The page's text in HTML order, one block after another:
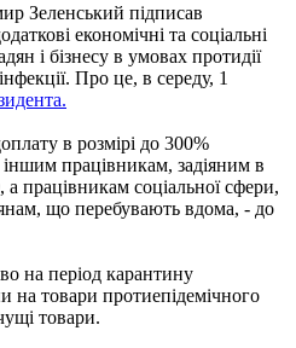
Зеленський підписав
економічні та соціальні
і бізнесу в умовах протидії
Про це, в середу, 1
в розмірі до 300%
іншим працівникам, задіяним в
працівникам соціальної сфери,
що перебувають вдома, - до
на період карантину
на товари протиепідемічного
товари.